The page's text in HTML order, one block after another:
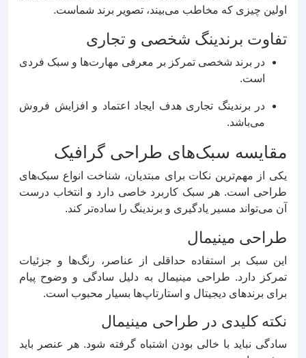
اولین چیزی که مخاطب می‌بیند، تصویر برند شماست.
تفاوت برندینگ شخصی و تجاری
در برند شخصی تمرکز بر معرفی مهارت‌ها و سبک فردی
است.
در برندینگ تجاری هدف ایجاد اعتماد و افزایش فروش
می‌باشد.
مقایسه سبک‌های طراحی گرافیک
یکی از مهم‌ترین نکات برای مبتدیان، شناخت انواع سبک‌های
طراحی است. هر سبک کاربرد خاصی دارد و انتخاب درست
آن می‌تواند مسیر یادگیری و برندینگ را ساده‌تر کند.
طراحی مینیمال
این سبک بر استفاده حداقلی از عناصر، رنگ‌ها و جزئیات
تمرکز دارد. طراحی مینیمال به دلیل سادگی و وضوح پیام
برای برندهای دیجیتال و استارتاپ‌ها بسیار محبوب است.
نکته کلیدی در طراحی مینیمال
سادگی نباید با خالی بودن اشتباه گرفته شود. هر عنصر باید